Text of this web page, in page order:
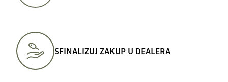
SFINALIZUJ ZAKUP U DEALERA